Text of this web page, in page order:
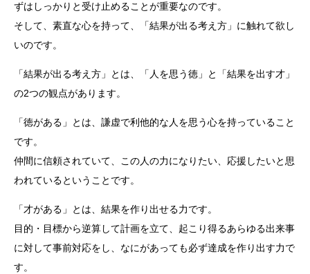
ずはしっかりと受け止めることが重要なのです。
そして、素直な心を持って、「結果が出る考え方」に触れて欲し
いのです。
「結果が出る考え方」とは、「人を思う徳」と「結果を出す才」
の2つの観点があります。
「徳がある」とは、謙虚で利他的な人を思う心を持っていること
です。
仲間に信頼されていて、この人の力になりたい、応援したいと思
われているということです。
「才がある」とは、結果を作り出せる力です。
目的・目標から逆算して計画を立て、起こり得るあらゆる出来事
に対して事前対応をし、なにがあっても必ず達成を作り出す力で
す。